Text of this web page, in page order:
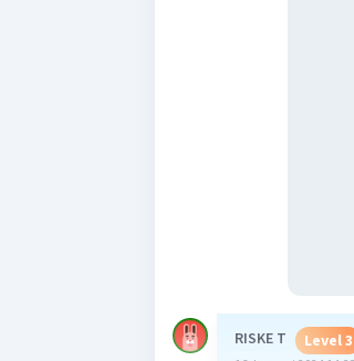
RISKE T Level 3